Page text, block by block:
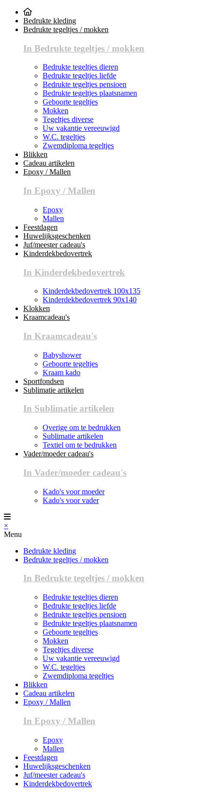
Bedrukte kleding
Bedrukte tegeltjes / mokken
In Bedrukte tegeltjes / mokken
Bedrukte tegeltjes dieren
Bedrukte tegeltjes liefde
Bedrukte tegeltjes pensioen
Bedrukte tegeltjes plaatsnamen
Geboorte tegeltjes
Mokken
Tegeltjes diverse
Uw vakantie vereeuwigd
W.C. tegeltjes
Zwemdiploma tegeltjes
Blikken
Cadeau artikelen
Epoxy / Mallen
In Epoxy / Mallen
Epoxy
Mallen
Feestdagen
Huwelijksgeschenken
Juf/meester cadeau's
Kinderdekbedovertrek
In Kinderdekbedovertrek
Kinderdekbedovertrek 100x135
Kinderdekbedovertrek 90x140
Klokken
Kraamcadeau's
In Kraamcadeau's
Babyshower
Geboorte tegeltjes
Kraam kado
Sportfondsen
Sublimatie artikelen
In Sublimatie artikelen
Overige om te bedrukken
Sublimatie artikelen
Textiel om te bedrukken
Vader/moeder cadeau's
In Vader/moeder cadeau's
Kado's voor moeder
Kado's voor vader
×
Menu
Bedrukte kleding
Bedrukte tegeltjes / mokken
In Bedrukte tegeltjes / mokken
Bedrukte tegeltjes dieren
Bedrukte tegeltjes liefde
Bedrukte tegeltjes pensioen
Bedrukte tegeltjes plaatsnamen
Geboorte tegeltjes
Mokken
Tegeltjes diverse
Uw vakantie vereeuwigd
W.C. tegeltjes
Zwemdiploma tegeltjes
Blikken
Cadeau artikelen
Epoxy / Mallen
In Epoxy / Mallen
Epoxy
Mallen
Feestdagen
Huwelijksgeschenken
Juf/meester cadeau's
Kinderdekbedovertrek